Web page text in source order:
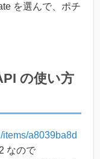
を選んで、ポチ
の使い方
a8039ba8d
なので